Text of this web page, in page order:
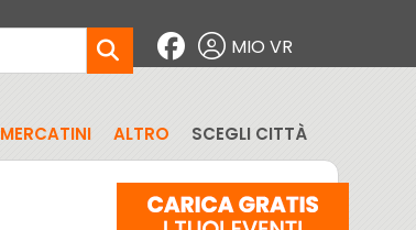
MIO VR
MERCATINI ALTRO SCEGLI CITTÀ